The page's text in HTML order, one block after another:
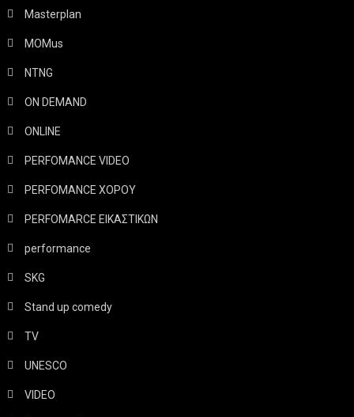
Masterplan
MOMus
NTNG
ON DEMAND
ONLINE
PERFOMANCE VIDEO
PERFOMANCE ΧΟΡΟΥ
PERFOMARCE ΕΙΚΑΣΤΙΚΩΝ
performance
SKG
Stand up comedy
TV
UNESCO
VIDEO